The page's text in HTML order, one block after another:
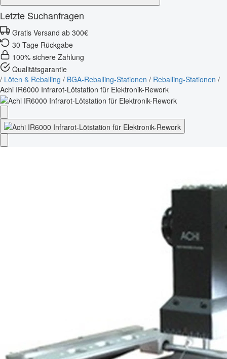
Letzte Suchanfragen
Gratis Versand ab 300€
30 Tage Rückgabe
100% sichere Zahlung
Qualitätsgarantie
/ Löten & Reballing / BGA-Reballing-Stationen / Reballing-Stationen /
Achi IR6000 Infrarot-Lötstation für Elektronik-Rework